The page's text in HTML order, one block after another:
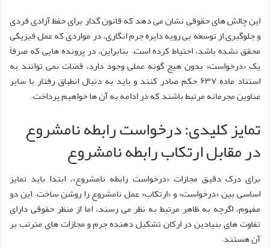
این چالش های حقوقی نشان می دهد که قانون گذار برای حفظ آزادی فردی
و جلوگیری از توسعه بی رویه دایره جرم انگاری، در مواردی که عمل فیزیکی
محقق نشده باشد، احتیاط کرده است. بنابراین، در پرونده هایی که صرفاً
یک «درخواست» بدون هیچ گونه عملی وجود دارد، قضات نمی توانند به
استناد ماده ۶۳۷ حکم صادر کنند و باید به دنبال انطباق رفتار با سایر
عناوین مجرمانه مرتبط باشند که در ادامه به آن ها خواهیم پرداخت.
تمایز کلیدی: درخواست رابطه نامشروع
در مقابل ارتکاب رابطه نامشروع
برای درک دقیق مجازات «درخواست رابطه نامشروع»، ابتدا باید تمایز
اساسی بین «درخواست» و «ارتکاب» عمل نامشروع را روشن ساخت. این دو
مفهوم، اگرچه به ظاهر مرتبط به نظر می رسند، اما از منظر حقوقی دارای
تفاوت های بنیادین در ارکان تشکیل دهنده جرم و مجازات های مترتب بر
آن هستند.